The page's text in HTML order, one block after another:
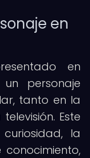
en
en
personaje
tanto en la
Este
la